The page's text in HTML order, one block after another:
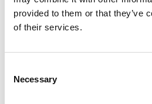
provided to them or that they’ve
of their services.
Selection
Necessary
Une innovation accrue: La
ressources et de l’expertise
développement de solutions
groupe étendra sa présence
de clients issus de divers